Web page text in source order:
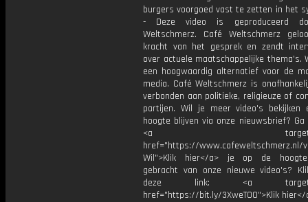
burgers voorgoed vast te zetten in het
- Deze video is geproduceerd
Weltschmerz. Café Weltschmerz
kracht van het gesprek en zendt
over actuele maatschappelijke thema's.
een hoogwaardig alternatief voor de
media. Café Weltschmerz is
verbonden aan politieke, religieuze of
partijen. Wil je meer video's bekijken
hoogte blijven via onze nieuwsbrief? Ga
<a
href="https://www.cafeweltschmerz.nl/
Wil">Klik hier</a> je op de
gebracht van onze nieuwe video's?
deze link: <a
href="https://bit.ly/3XweTO0">Klik hier</